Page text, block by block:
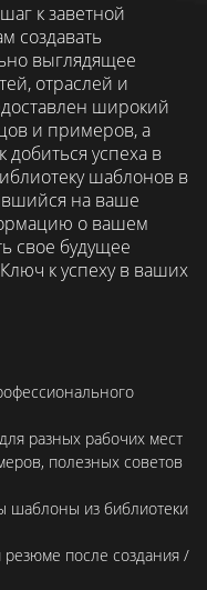
к заветной
создавать
выглядящее
отраслей и
широкий
и примеров, а
добиться успеха в
шаблонов в
на ваше
о вашем
свое будущее
к успеху в ваших
разных рабочих мест
полезных советов
шаблоны из библиотеки
после создания /